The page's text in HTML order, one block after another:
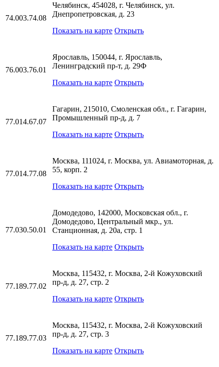
74.003.74.08
Челябинск, 454028, г. Челябинск, ул.
Днепропетровская, д. 23
Показать на карте Открыть
76.003.76.01
Ярославль, 150044, г. Ярославль,
Ленинградский пр-т, д. 29Ф
Показать на карте Открыть
77.014.67.07
Гагарин, 215010, Смоленская обл., г. Гагарин,
Промышленный пр-д, д. 7
Показать на карте Открыть
77.014.77.08
Москва, 111024, г. Москва, ул. Авиамоторная, д.
55, корп. 2
Показать на карте Открыть
77.030.50.01
Домодедово, 142000, Московская обл., г.
Домодедово, Центральный мкр., ул.
Станционная, д. 20а, стр. 1
Показать на карте Открыть
77.189.77.02
Москва, 115432, г. Москва, 2-й Кожуховский
пр-д, д. 27, стр. 2
Показать на карте Открыть
77.189.77.03
Москва, 115432, г. Москва, 2-й Кожуховский
пр-д, д. 27, стр. 3
Показать на карте Открыть